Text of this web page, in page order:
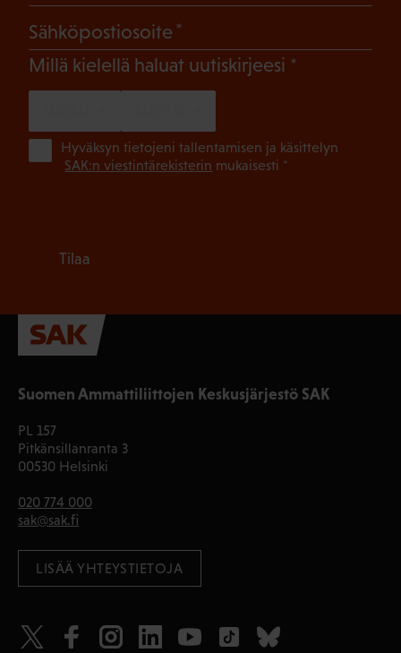
Suomen Ammattiliittojen Keskusjärjestö SAK
PL 157
Pitkänsillanranta 3
00530 Helsinki
020 774 000
sak@sak.fi
LISÄÄ YHTEYSTIETOJA
Sähköpostiosoite
Millä kielellä haluat uutiskirjeesi (Pakollinen)
Hyväksyn tietojeni tallentamisen ja käsittelyn
SAK:n viestintärekisterin mukaisesti *
Tilaa